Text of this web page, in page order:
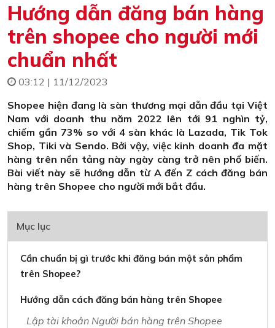
Hướng dẫn đăng bán hàng
trên shopee cho người mới
chuẩn nhất
03:12 | 11/12/2023
Shopee hiện đang là sàn thương mại dẫn đầu tại Việt
Nam với doanh thu năm 2022 lên tới 91 nghìn tỷ,
chiếm gần 73% so với 4 sàn khác là Lazada, Tik Tok
Shop, Tiki và Sendo. Bởi vậy, việc kinh doanh đa mặt
hàng trên nền tảng này ngày càng trở nên phổ biến.
Bài viết này sẽ hướng dẫn từ A đến Z cách đăng bán
hàng trên Shopee cho người mới bắt đầu.
Mục lục
Cần chuẩn bị gì trước khi đăng bán một sản phẩm
trên Shopee?
Hướng dẫn cách đăng bán hàng trên Shopee
Lập tài khoản Người bán hàng trên Shopee